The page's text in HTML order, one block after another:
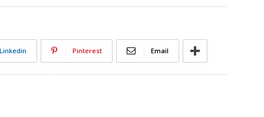
Linkedin Pinterest Email